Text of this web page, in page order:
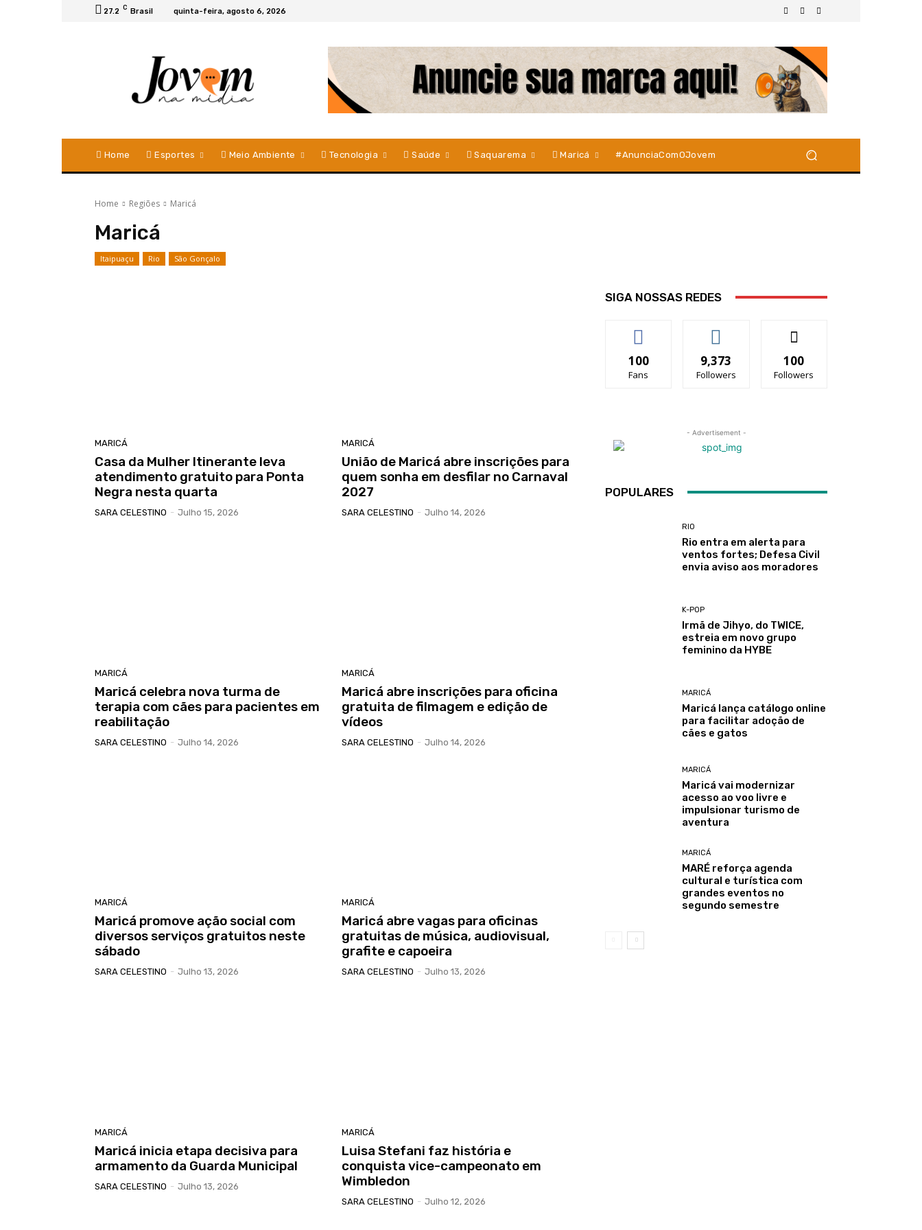
27.2 C Brasil quinta-feira, agosto 6, 2026
Home Esportes Meio Ambiente Tecnologia Saúde Saquarema Maricá #AnunciaComOJovem
Home Regiões Maricá
Maricá
Itaipuaçu Rio São Gonçalo
MARICÁ
Casa da Mulher Itinerante leva
atendimento gratuito para Ponta
Negra nesta quarta
SARA CELESTINO - Julho 15, 2026
MARICÁ
União de Maricá abre inscrições para
quem sonha em desfilar no Carnaval
2027
SARA CELESTINO - Julho 14, 2026
MARICÁ
Maricá celebra nova turma de
terapia com cães para pacientes em
reabilitação
SARA CELESTINO - Julho 14, 2026
MARICÁ
Maricá abre inscrições para oficina
gratuita de filmagem e edição de
vídeos
SARA CELESTINO - Julho 14, 2026
MARICÁ
Maricá promove ação social com
diversos serviços gratuitos neste
sábado
SARA CELESTINO - Julho 13, 2026
MARICÁ
Maricá abre vagas para oficinas
gratuitas de música, audiovisual,
grafite e capoeira
SARA CELESTINO - Julho 13, 2026
MARICÁ
Maricá inicia etapa decisiva para
armamento da Guarda Municipal
SARA CELESTINO - Julho 13, 2026
MARICÁ
Luisa Stefani faz história e
conquista vice-campeonato em
Wimbledon
SARA CELESTINO - Julho 12, 2026
SIGA NOSSAS REDES
100
Fans
9,373
Followers
100
Followers
- Advertisement -
POPULARES
RIO
Rio entra em alerta para
ventos fortes; Defesa Civil
envia aviso aos moradores
K-POP
Irmã de Jihyo, do TWICE,
estreia em novo grupo
feminino da HYBE
MARICÁ
Maricá lança catálogo online
para facilitar adoção de
cães e gatos
MARICÁ
Maricá vai modernizar
acesso ao voo livre e
impulsionar turismo de
aventura
MARICÁ
MARÉ reforça agenda
cultural e turística com
grandes eventos no
segundo semestre